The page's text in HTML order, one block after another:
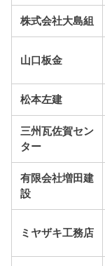
株式会社大島組
山口板金
松本左建
三州瓦佐賀セン
ター
有限会社増田建
設
ミヤザキ工務店